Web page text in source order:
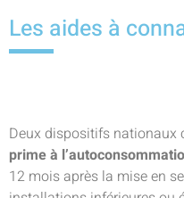
Les aides à
Deux dispositifs nationaux
prime à
12 mois après la mise en